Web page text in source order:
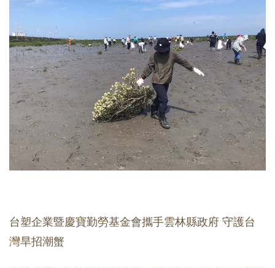
台塑企業暨慶寶勤勞基金會攜手雲林縣政府 守護台
灣旱招潮蟹